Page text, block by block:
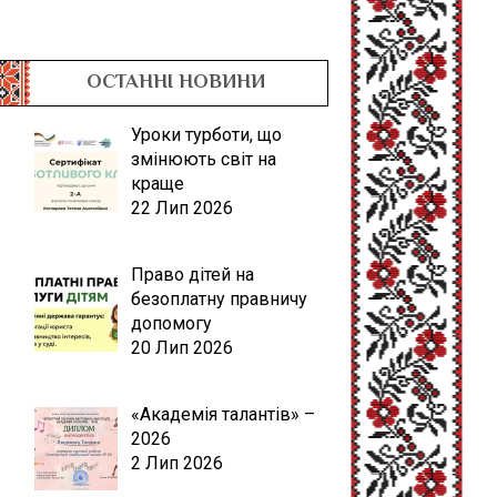
ОСТАННІ НОВИНИ
Уроки турботи, що
змінюють світ на
краще
22 Лип 2026
Право дітей на
безоплатну правничу
допомогу
20 Лип 2026
«Академія талантів» –
2026
2 Лип 2026